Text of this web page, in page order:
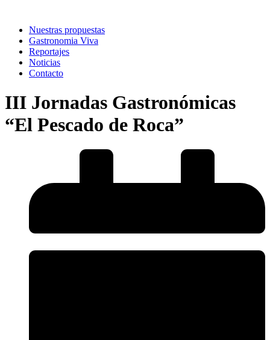
Nuestras propuestas
Gastronomia Viva
Reportajes
Noticias
Contacto
III Jornadas Gastronómicas
“El Pescado de Roca”